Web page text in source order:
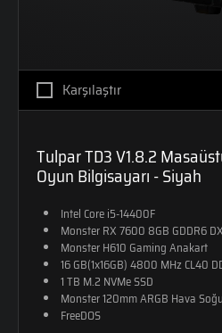
Karşılaştır
Tulpar TD3 V1.8.2
Oyun Bilgisayarı - Siyah
Intel Core i5-14400F
Monster RX 7600 8GB GDDR6
Monster H610 Gaming Anakart
16 GB(1x16GB) 4800 MHz CL40
1 TB M.2 NVMe SSD
Monster 120mm ARGB Hava
FreeDOS